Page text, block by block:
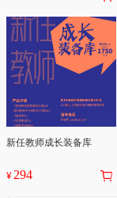
新任教师成长装备库
¥ 294